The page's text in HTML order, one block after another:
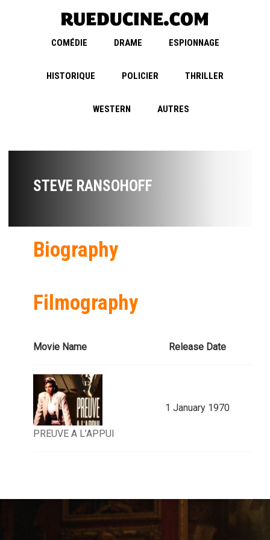
COMÉDIE DRAME ESPIONNAGE
HISTORIQUE POLICIER THRILLER
WESTERN AUTRES
STEVE RANSOHOFF
Biography
Filmography
Movie Name Release Date
PREUVE A L’APPUI
1 January 1970